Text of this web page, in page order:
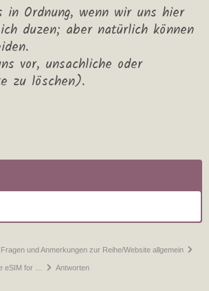
in Ordnung, wenn wir uns hier
duzen; aber natürlich können
vor, unsachliche oder
zu löschen).
und Anmerkungen zur Reihe/Website allgemein
eSIM for … Antworten